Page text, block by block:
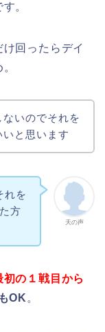
。
回ったらデイ
いのでそれを
と思います
天の声
れを
方
初の１戦目から
OK 。